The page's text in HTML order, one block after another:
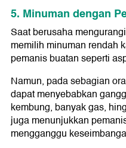
5. Minuman dengan
Saat berusaha
memilih minuman rendah
pemanis buatan seperti
Namun, pada sebagian
dapat menyebabkan
kembung, banyak gas,
juga menunjukkan
mengganggu